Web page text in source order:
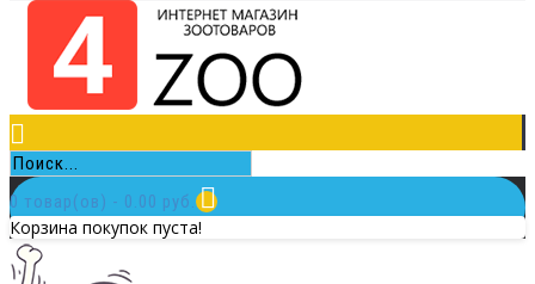
0 товар(ов) - 0.00 руб.
Корзина покупок пуста!